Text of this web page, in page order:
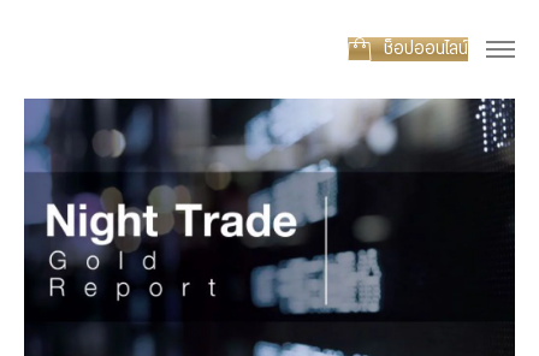
ช็อปออนไลน์